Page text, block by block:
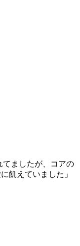
てましたが、コアの
飢えていました」